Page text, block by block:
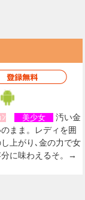
ﾝ 美少女
汚い金
まま。レディを囲
上がり､金の力で女
に味わえるそ。→